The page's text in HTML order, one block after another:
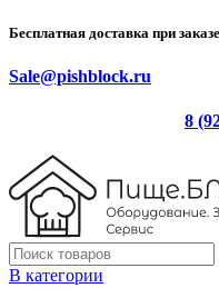
Бесплатная доставка при
Sale@pishblock.ru
8
В категории